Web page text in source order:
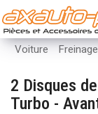
Voiture Freinage
2 Disques
Turbo -